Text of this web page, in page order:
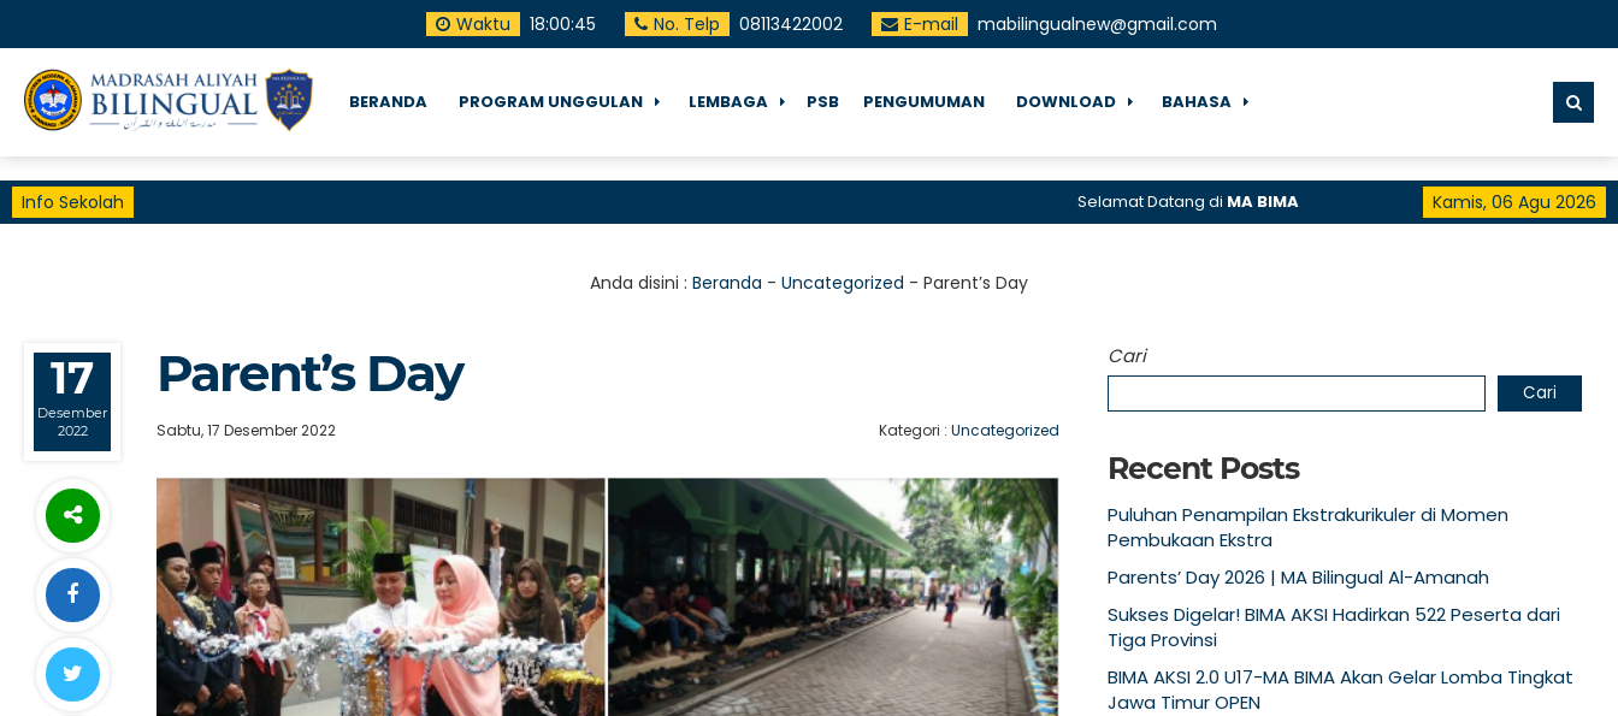
Waktu 18:00:46 No. Telp 08113422002 E-mail mabilingualnew@gmail.com
BERANDA PROGRAM UNGGULAN LEMBAGA PSB PENGUMUMAN DOWNLOAD BAHASA
Info Sekolah Kamis, 06 Agu 2026
Selamat Datang diMA BIMA
Anda disini : Beranda - Uncategorized - Parent’s Day
17
Desember
2022
Parent’s Day
Sabtu, 17 Desember 2022 Kategori :Uncategorized
Cari
Cari
Recent Posts
Puluhan Penampilan Ekstrakurikuler di Momen
Pembukaan Ekstra
Parents’ Day 2026 | MA Bilingual Al-Amanah
Sukses Digelar! BIMA AKSI Hadirkan 522 Peserta dari
Tiga Provinsi
BIMA AKSI 2.0 U17-MA BIMA Akan Gelar Lomba Tingkat
Jawa Timur OPEN